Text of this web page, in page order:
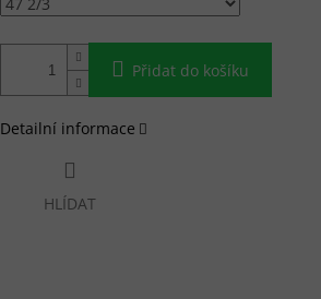
Přidat do košíku
Detailní informace
HLÍDAT